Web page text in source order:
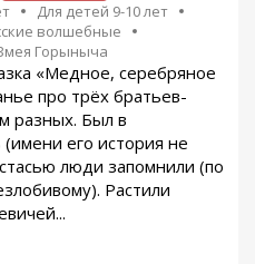
Для детей 9-10 лет
волшебные
Горыныча
«Медное, серебряное
про трёх братьев-
разных. Был в
его история не
люди запомнили (по
Растили